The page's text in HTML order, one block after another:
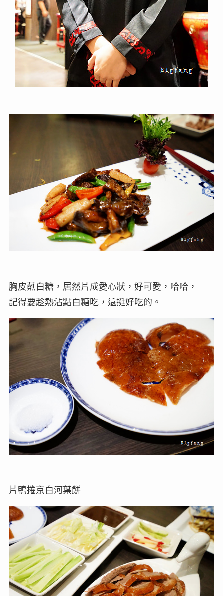
胸皮蘸白糖，居然片成愛心狀，好可愛，哈哈，
記得要趁熱沾點白糖吃，還挺好吃的。
片鴨捲京白河葉餅